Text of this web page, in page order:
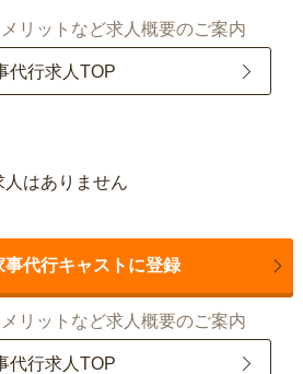
リットなど求人概要のご案内
代行求人TOP
人はありません
事代行キャストに登録
リットなど求人概要のご案内
代行求人TOP